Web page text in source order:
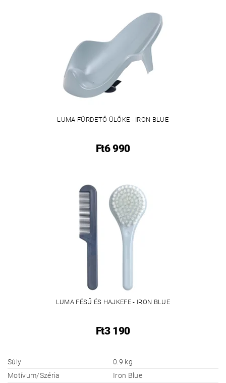
LUMA FÜRDETŐ ÜLŐKE - IRON BLUE
Ft6 990
LUMA FÉSŰ ÉS HAJKEFE - IRON BLUE
Ft3 190
Súly
0.9 kg
Motívum/Széria
Iron Blue